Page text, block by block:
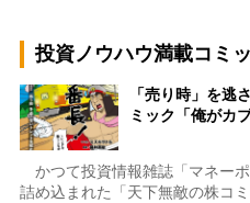
投資ノウハウ満載コミ
「売り時」を
ミック「俺がカ
かつて投資情報雑誌「マネー
詰め込まれた「天下無敵の株コ